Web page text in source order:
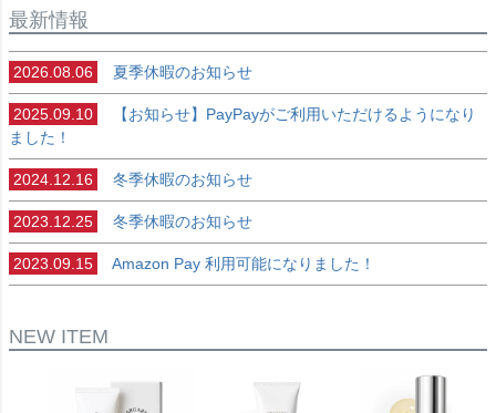
最新情報
2026.08.06 夏季休暇のお知らせ
2025.09.10
【お知らせ】PayPayがご利用いただけるようになり
ました！
2024.12.16 冬季休暇のお知らせ
2023.12.25 冬季休暇のお知らせ
2023.09.15 Amazon Pay 利用可能になりました！
NEW ITEM